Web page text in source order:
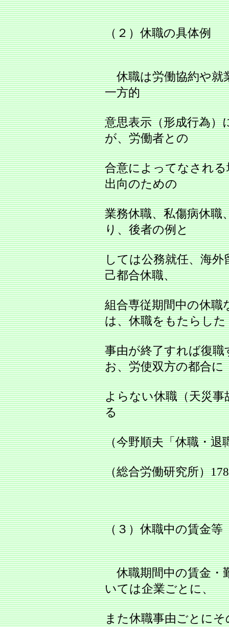
（２）休職の具体例
休職は労働協約や就
一方的
意思表示（形成行為
が、労働者との
合意によってなされ
出向のための
業務休職、私傷病休職
り、後者の例と
しては公務就任、海
己都合休職、
組合専従期間中の休
は、休職をもたらした
事由が終了すれば復
お、労使双方の都合に
よらない休職（天災
る
（今野順夫「休職・退
（総合労働研究所）
（３）休職中の賃金等
休職期間中の賃金・
いては企業ごとに、
また休職事由ごとに